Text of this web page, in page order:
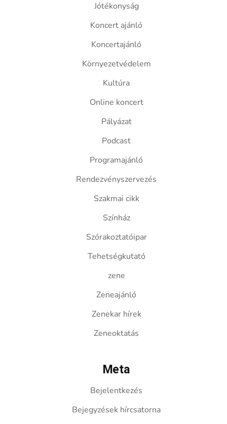
Jótékonyság
Koncert ajánló
Koncertajánló
Környezetvédelem
Kultúra
Online koncert
Pályázat
Podcast
Programajánló
Rendezvényszervezés
Szakmai cikk
Színház
Szórakoztatóipar
Tehetségkutató
zene
Zeneajánló
Zenekar hírek
Zeneoktatás
Meta
Bejelentkezés
Bejegyzések hírcsatorna